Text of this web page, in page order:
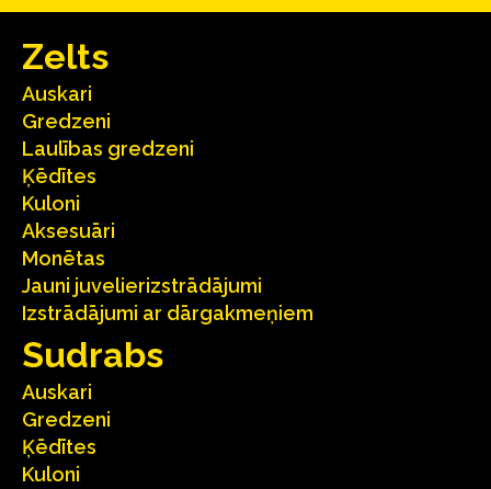
Zelts
Auskari
Gredzeni
Laulības gredzeni
Ķēdītes
Kuloni
Aksesuāri
Monētas
Jauni juvelierizstrādājumi
Izstrādājumi ar dārgakmeņiem
Sudrabs
Auskari
Gredzeni
Ķēdītes
Kuloni